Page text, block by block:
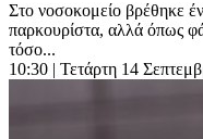
Στο νοσοκομείο βρέθηκε
παρκουρίστα, αλλά όπως
τόσο...
10:30 | Τετάρτη 14